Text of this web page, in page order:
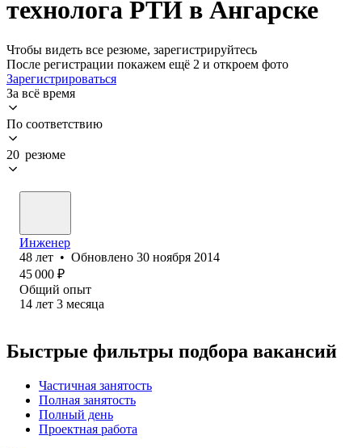
технолога РТИ в Ангарске
Чтобы видеть все резюме, зарегистрируйтесь
После регистрации покажем ещё 2 и откроем фото
Зарегистрироваться
За всё время
По соответствию
20 резюме
Инженер
48 лет • Обновлено 30 ноября 2014
45 000 ₽
Общий опыт
14 лет 3 месяца
Быстрые фильтры подбора вакансий
Частичная занятость
Полная занятость
Полный день
Проектная работа